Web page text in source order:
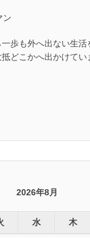
ン
歩も外へ出ない生
どこかへ出かけてい
2026年8月
水 木